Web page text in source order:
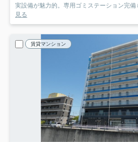
実設備が魅力的。専用ゴミステーション完備
見る
賃貸マンション